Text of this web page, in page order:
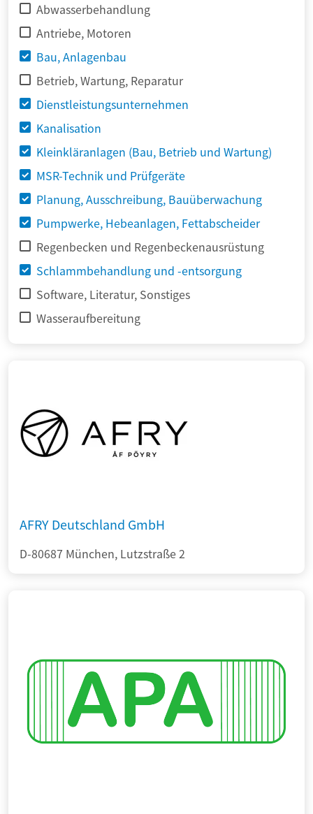
Abwasserbehandlung
Antriebe, Motoren
Bau, Anlagenbau
Betrieb, Wartung, Reparatur
Dienstleistungsunternehmen
Kanalisation
Kleinkläranlagen (Bau, Betrieb und Wartung)
MSR-Technik und Prüfgeräte
Planung, Ausschreibung, Bauüberwachung
Pumpwerke, Hebeanlagen, Fettabscheider
Regenbecken und Regenbeckenausrüstung
Schlammbehandlung und -entsorgung
Software, Literatur, Sonstiges
Wasseraufbereitung
AFRY Deutschland GmbH
D-80687 München, Lutzstraße 2